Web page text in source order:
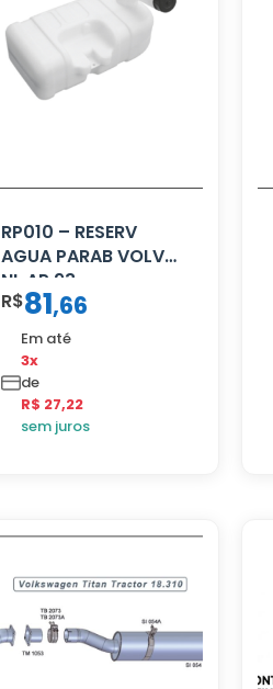
RP010 – RESERV
AGUA PARAB VOLVO
NL AP 93
R$81,66
Em até
3x
de
R$ 27,22
sem juros